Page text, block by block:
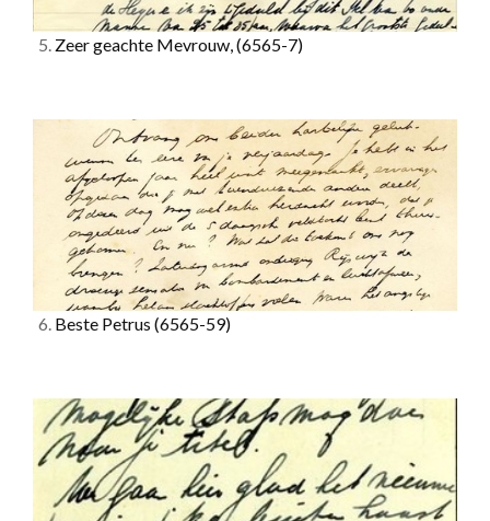
5. Zeer geachte Mevrouw,(6565-7)
6. Beste Petrus (6565-59)